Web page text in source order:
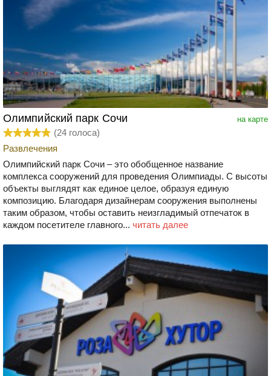
на карте
Олимпийский парк Сочи
(24 голоса)
Развлечения
Олимпийский парк Сочи – это обобщенное название
комплекса сооружений для проведения Олимпиады. С высоты
объекты выглядят как единое целое, образуя единую
композицию. Благодаря дизайнерам сооружения выполнены
таким образом, чтобы оставить неизгладимый отпечаток в
каждом посетителе главного... читать далее